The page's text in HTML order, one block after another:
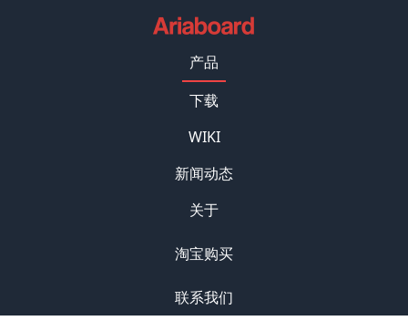
产品
下载
WIKI
新闻动态
关于
淘宝购买
联系我们